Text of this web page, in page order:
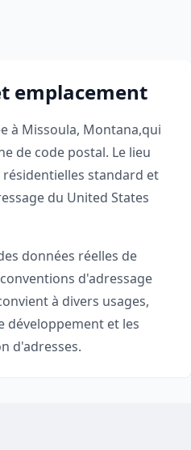
emplacement
à Missoula, Montana,qui
de code postal. Le lieu
standard et
du United States
données réelles de
d'adressage
à divers usages,
développement et les
d'adresses.